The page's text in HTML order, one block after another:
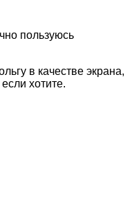
пользуюсь
в качестве экрана,
хотите.